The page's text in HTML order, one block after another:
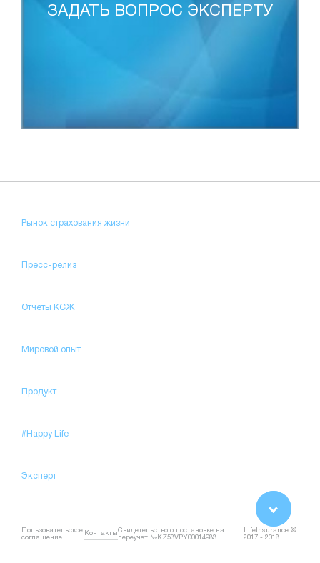
ЗАДАТЬ ВОПРОС ЭКСПЕРТУ
Рынок страхования жизни
Пресс-релиз
Отчеты КСЖ
Мировой опыт
Продукт
#Happy Life
Эксперт
Пользовательское
соглашение
КонтактыСвидетельство о постановке на
переучет №KZ53VPY00014983
LifeInsurance ©
2017 - 2018